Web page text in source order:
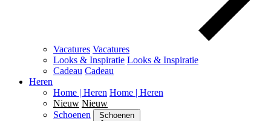
Vacatures Vacatures
Looks & Inspiratie Looks & Inspiratie
Cadeau Cadeau
Heren
Home | Heren Home | Heren
Nieuw Nieuw
Schoenen
Schoenen